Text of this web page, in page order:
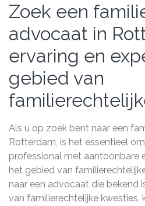
Zoek een
advocaat in
ervaring en
gebied van
Als u op zoek bent naar een
Rotterdam, is het essentieel
professional met aantoonbare
het gebied van
naar een advocaat die bekend
van familierechtelijke kwesties,